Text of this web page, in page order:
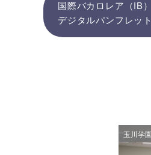
国際バカロレア（IB）
デジタルパンフレット